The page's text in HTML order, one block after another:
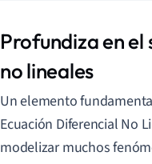
Profundiza en
no lineales
Un elemento
Ecuación Diferencial No
modelizar muchos